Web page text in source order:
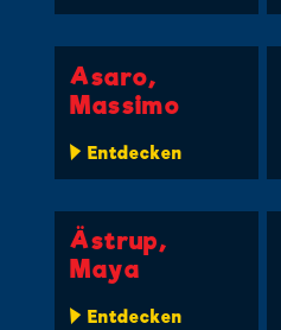
Asaro,
Massimo
Entdecken
Ästrup,
Maya
Entdecken